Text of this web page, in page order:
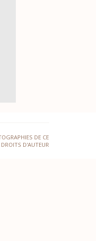
DE CE
D'AUTEUR